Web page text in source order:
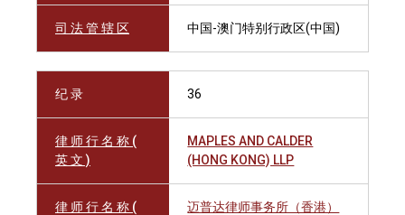
司 法 管 辖 区 中国-澳门特别行政区(中国)
纪 录 36
律 师 行 名 称 (
英 文 )
MAPLES AND CALDER
(HONG KONG) LLP
律 师 行 名 称 (
迈普达律师事务所（香港）